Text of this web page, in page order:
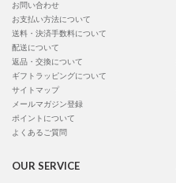
お問い合わせ
お支払い方法について
送料・決済手数料について
配送について
返品・交換について
ギフトラッピングについて
サイトマップ
メールマガジン登録
ポイントについて
よくあるご質問
OUR SERVICE